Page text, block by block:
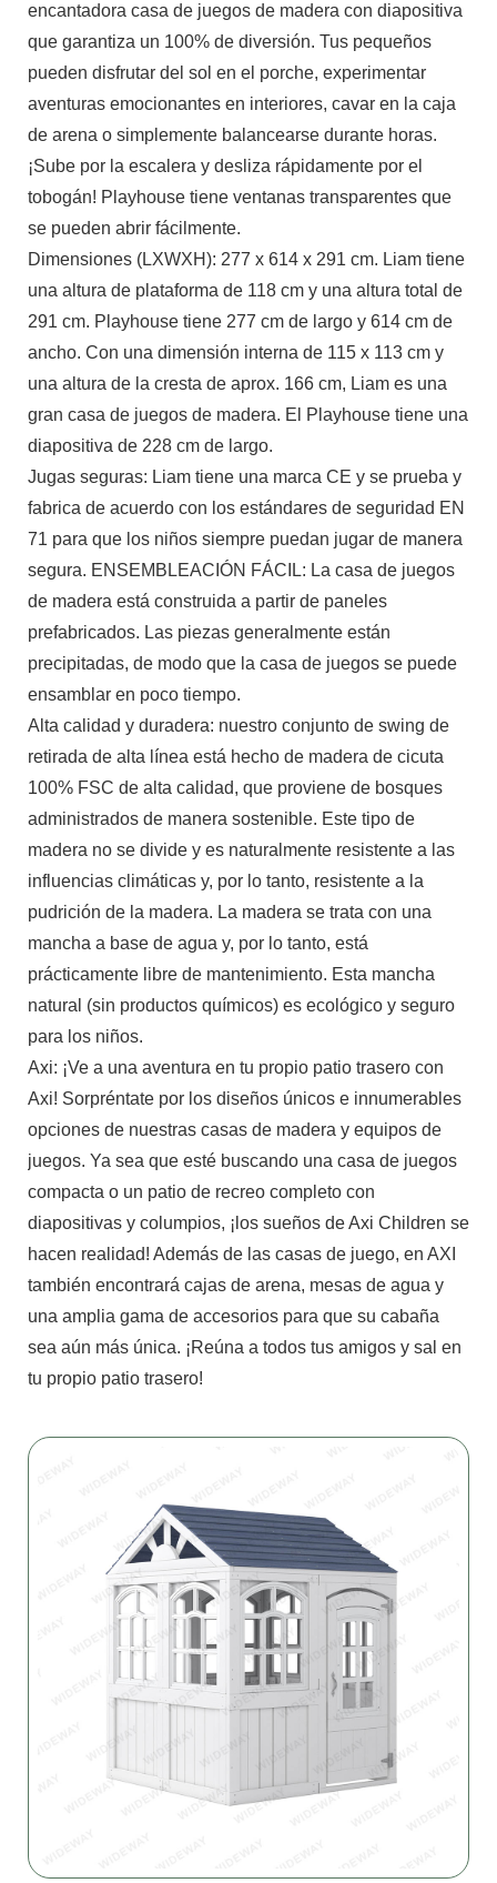
encantadora casa de juegos de madera con diapositiva
que garantiza un 100% de diversión. Tus pequeños
pueden disfrutar del sol en el porche, experimentar
aventuras emocionantes en interiores, cavar en la caja
de arena o simplemente balancearse durante horas.
¡Sube por la escalera y desliza rápidamente por el
tobogán! Playhouse tiene ventanas transparentes que
se pueden abrir fácilmente.
Dimensiones (LXWXH): 277 x 614 x 291 cm. Liam tiene
una altura de plataforma de 118 cm y una altura total de
291 cm. Playhouse tiene 277 cm de largo y 614 cm de
ancho. Con una dimensión interna de 115 x 113 cm y
una altura de la cresta de aprox. 166 cm, Liam es una
gran casa de juegos de madera. El Playhouse tiene una
diapositiva de 228 cm de largo.
Jugas seguras: Liam tiene una marca CE y se prueba y
fabrica de acuerdo con los estándares de seguridad EN
71 para que los niños siempre puedan jugar de manera
segura. ENSEMBLEACIÓN FÁCIL: La casa de juegos
de madera está construida a partir de paneles
prefabricados. Las piezas generalmente están
precipitadas, de modo que la casa de juegos se puede
ensamblar en poco tiempo.
Alta calidad y duradera: nuestro conjunto de swing de
retirada de alta línea está hecho de madera de cicuta
100% FSC de alta calidad, que proviene de bosques
administrados de manera sostenible. Este tipo de
madera no se divide y es naturalmente resistente a las
influencias climáticas y, por lo tanto, resistente a la
pudrición de la madera. La madera se trata con una
mancha a base de agua y, por lo tanto, está
prácticamente libre de mantenimiento. Esta mancha
natural (sin productos químicos) es ecológico y seguro
para los niños.
Axi: ¡Ve a una aventura en tu propio patio trasero con
Axi! Sorpréntate por los diseños únicos e innumerables
opciones de nuestras casas de madera y equipos de
juegos. Ya sea que esté buscando una casa de juegos
compacta o un patio de recreo completo con
diapositivas y columpios, ¡los sueños de Axi Children se
hacen realidad! Además de las casas de juego, en AXI
también encontrará cajas de arena, mesas de agua y
una amplia gama de accesorios para que su cabaña
sea aún más única. ¡Reúna a todos tus amigos y sal en
tu propio patio trasero!